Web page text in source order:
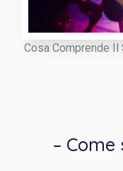
–
Cosa Comprende